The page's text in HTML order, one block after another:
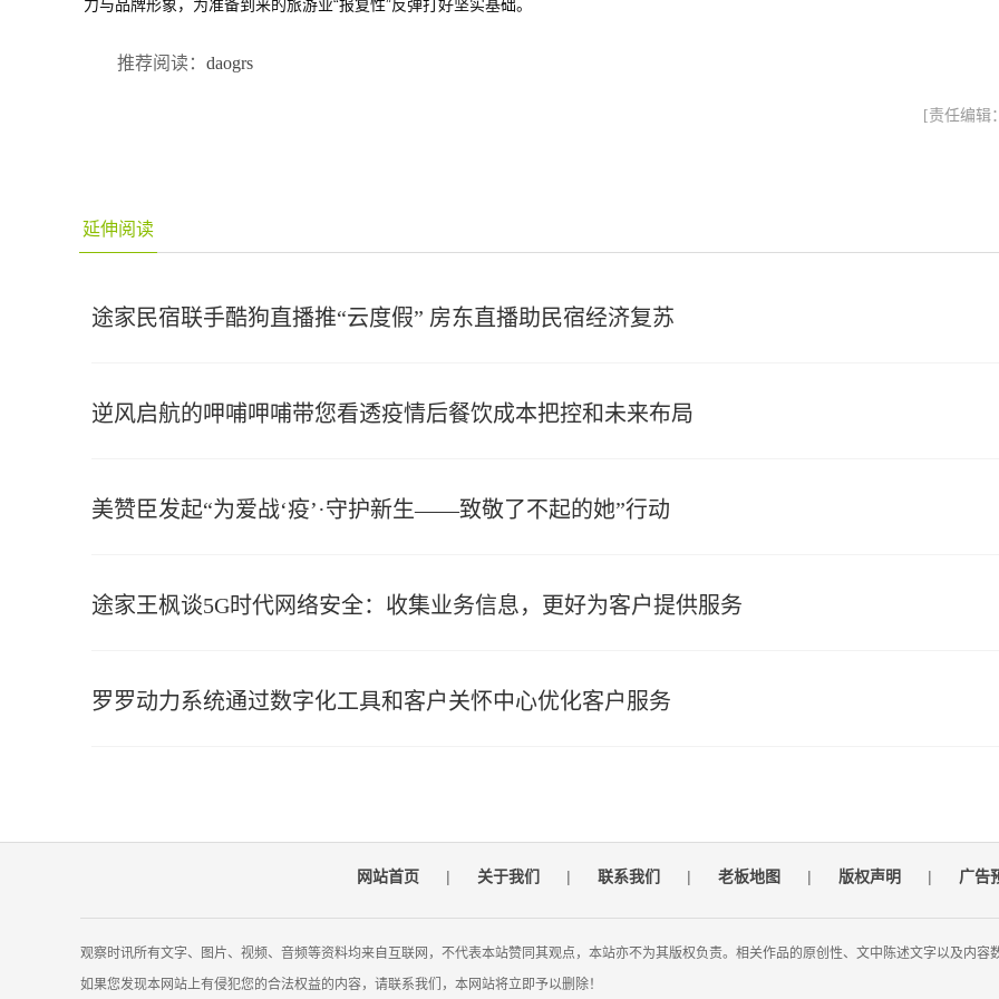
力与品牌形象，为准备到来的旅游业“报复性”反弹打好坚实基础。
推荐阅读： daogrs
[责任编辑
延伸阅读
途家民宿联手酷狗直播推“云度假” 房东直播助民宿经济复苏
逆风启航的呷哺呷哺带您看透疫情后餐饮成本把控和未来布局
美赞臣发起“为爱战‘疫’·守护新生——致敬了不起的她”行动
途家王枫谈5G时代网络安全：收集业务信息，更好为客户提供服务
罗罗动力系统通过数字化工具和客户关怀中心优化客户服务
网站首页 | 关于我们 | 联系我们 | 老板地图 | 版权声明 | 广告
观察时讯所有文字、图片、视频、音频等资料均来自互联网，不代表本站赞同其观点，本站亦不为其版权负责。相关作品的原创性、文中陈述文字以及内容
如果您发现本网站上有侵犯您的合法权益的内容，请联系我们，本网站将立即予以删除！